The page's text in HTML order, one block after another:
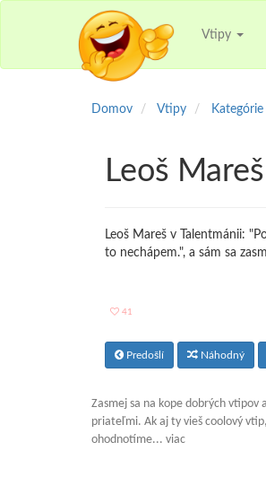
Vtipy
Domov Vtipy Kategórie
Leoš
Leoš Mareš v Talentmánii:
to nechápem.", a sám sa
41
Predošlí Náhodný
Zasmej sa na kope dobrých vtipov
priateľmi. Ak aj ty vieš coolový
ohodnotíme... viac